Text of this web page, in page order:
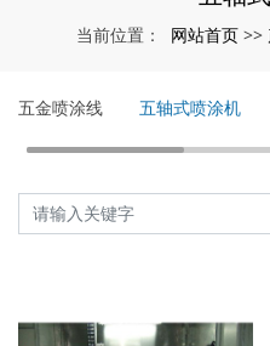
当前位置： 网站首页 >>
五金喷涂线 五轴式喷涂机